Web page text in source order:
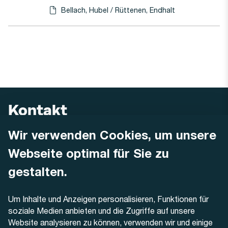
Wir verwenden Cookies, um unsere
Webseite optimal für Sie zu
gestalten.
Um Inhalte und Anzeigen personalisieren, Funktionen für
soziale Medien anbieten und die Zugriffe auf unsere
Website analysieren zu können, verwenden wir und einige
Haltestellen-PDF herunterladen für
Bellach, Hubel / Rüttenen, Endhalt
(Öffnet in einen neuen Tab oder Fenster)
Kontakt
AREMO
Dornacherstrasse 48
4500 Solothurn
+41 32 622 37 22